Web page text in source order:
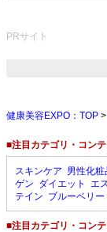
PRサイト
健康美容EXPO：TOP >
■注目カテゴリ・コン
スキンケア 男性化粧
ゲン ダイエット エ
テイン ブルーベリー
■注目カテゴリ・コン